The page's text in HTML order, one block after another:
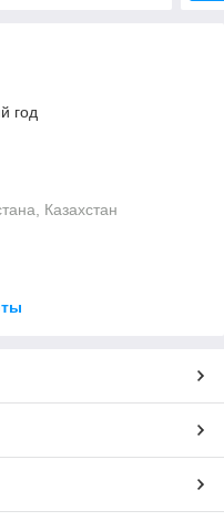
год
Казахстан